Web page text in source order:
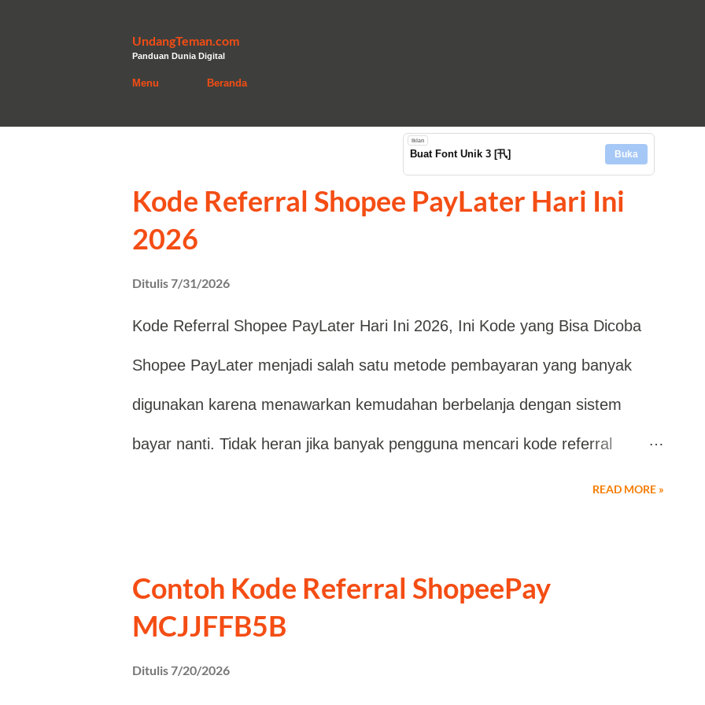
UndangTeman.com
Panduan Dunia Digital
Menu Beranda
Iklan
Buat Font Unik 3 [卂] Buka
Kode Referral Shopee PayLater Hari Ini
2026
Ditulis7/31/2026
Kode Referral Shopee PayLater Hari Ini 2026, Ini Kode yang Bisa Dicoba
Shopee PayLater menjadi salah satu metode pembayaran yang banyak
digunakan karena menawarkan kemudahan berbelanja dengan sistem
bayar nanti. Tidak heran jika banyak pengguna mencari kode referral
Shopee PayLater hari ini untuk digunakan saat proses aktivasi apabila
SPL2194547053483467806 Perlu diketahui bahwa penggunaan kode
referral tetap mengikuti syarat dan ketentuan yang berlaku dari pihak
Shopee. Tidak semua akun akan mendapatkan kolom untuk memasukkan
READ MORE »
Contoh Kode Referral ShopeePay
MCJJFFB5B
Ditulis7/20/2026